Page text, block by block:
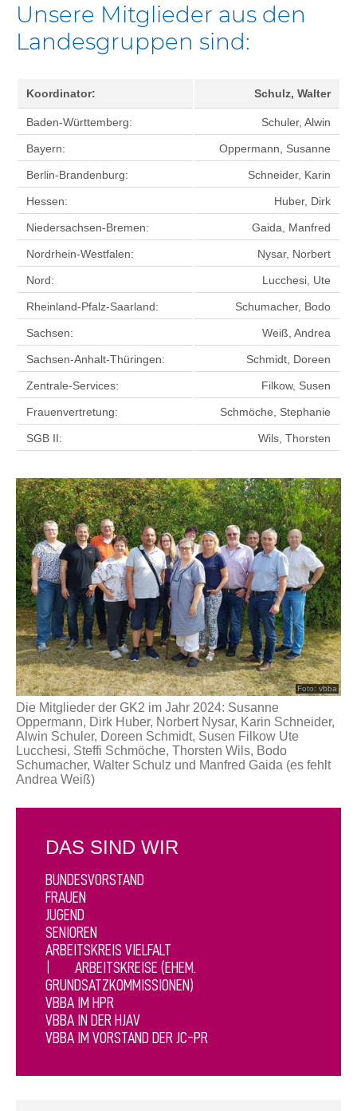
Unsere Mitglieder aus den
Landesgruppen sind:
Koordinator: Schulz, Walter
Baden-Württemberg: Schuler, Alwin
Bayern: Oppermann, Susanne
Berlin-Brandenburg: Schneider, Karin
Hessen: Huber, Dirk
Niedersachsen-Bremen: Gaida, Manfred
Nordrhein-Westfalen: Nysar, Norbert
Nord: Lucchesi, Ute
Rheinland-Pfalz-Saarland: Schumacher, Bodo
Sachsen: Weiß, Andrea
Sachsen-Anhalt-Thüringen: Schmidt, Doreen
Zentrale-Services: Filkow, Susen
Frauenvertretung: Schmöche, Stephanie
SGB II: Wils, Thorsten
Foto: vbba
Die Mitglieder der GK2 im Jahr 2024: Susanne
Oppermann, Dirk Huber, Norbert Nysar, Karin Schneider,
Alwin Schuler, Doreen Schmidt, Susen Filkow Ute
Lucchesi, Steffi Schmöche, Thorsten Wils, Bodo
Schumacher, Walter Schulz und Manfred Gaida (es fehlt
Andrea Weiß)
DAS SIND WIR
BUNDESVORSTAND
FRAUEN
JUGEND
SENIOREN
ARBEITSKREIS VIELFALT
ARBEITSKREISE (EHEM.
GRUNDSATZKOMMISSIONEN)
VBBA IM HPR
VBBA IN DER HJAV
VBBA IM VORSTAND DER JC-PR